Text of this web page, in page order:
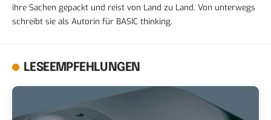
ihre Sachen gepackt und reist von Land zu Land. Von unterwegs
schreibt sie als Autorin für BASIC thinking.
LESEEMPFEHLUNGEN